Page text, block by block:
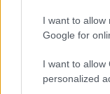
I want to allow
Google for
I want to allow
personalized